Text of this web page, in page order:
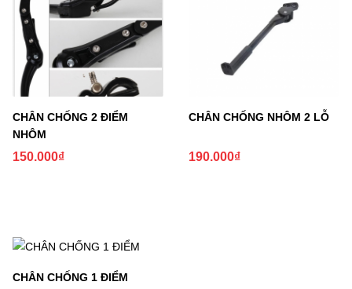
CHÂN CHỐNG 2 ĐIỂM
NHÔM
150.000₫
CHÂN CHỐNG NHÔM 2 LỖ
190.000₫
CHÂN CHỐNG 1 ĐIỂM